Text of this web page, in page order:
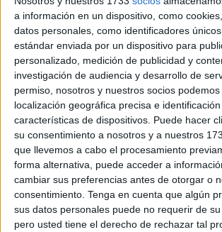
a información en un dispositivo, como
datos personales, como identificadores
estándar enviada por un dispositivo para
personalizado, medición de publicidad y
investigación de audiencia y desarrollo de
permiso, nosotros y nuestros socios
localización geográfica precisa e
características de dispositivos. Puede hacer
su consentimiento a nosotros y a nuestros
que llevemos a cabo el procesamiento
forma alternativa, puede acceder a
cambiar sus preferencias antes de otorgar o
consentimiento. Tenga en cuenta que algún
sus datos personales puede no requerir de
pero usted tiene el derecho de rechazar tal
Castillejos y Ceuta fueron de la mano
Agrupación Deportiva Ceuta. Un grupo
estuvieron viviendo en Ceuta hace años
un buen sabor de boca de la ciudad
decidieron alentar al conjunto de José
en el 'Nou Estadi' de Tarragona.
Estegrupo de aficionados, naturales de
fueron a vivir a Barcelona y a pesar del
distancia, no olvidan su amor por la
equipo y sus habitantes. Es por eso que